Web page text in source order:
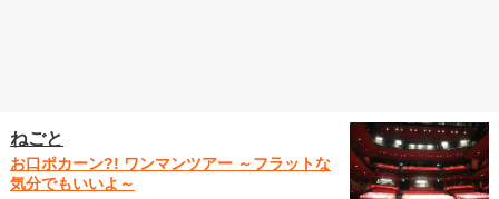
ねごと
お口ポカーン?! ワンマンツアー ～フラットな
気分でもいいよ～